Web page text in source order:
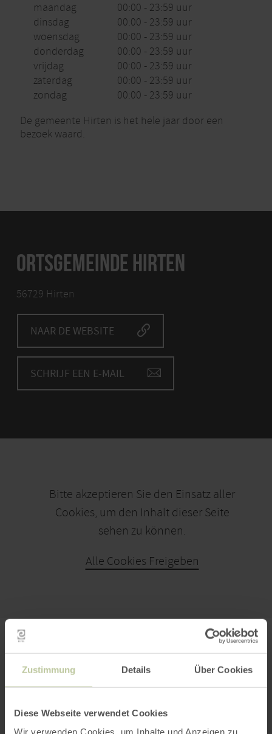
Zustimmung Details Über Cookies
Diese Webseite verwendet Cookies
Wir verwenden Cookies, um Inhalte und Anzeigen zu
maandag
00:00 - 23:59 uur
dinsdag
00:00 - 23:59 uur
woensdag
00:00 - 23:59 uur
donderdag
00:00 - 23:59 uur
vrijdag
00:00 - 23:59 uur
zaterdag
00:00 - 23:59 uur
zondag
00:00 - 23:59 uur
De gemeente Hirten is het hele jaar door een
bezoek waard.
ORTSGEMEINDE HIRTEN
56729 Hirten
NAAR DE WEBSITE
SCHRIJF EEN E-MAIL
Bitte akzeptieren Sie den Einsatz aller
Cookies, um den Inhalt dieser Seite
sehen zu können.
Alle Cookies Freigeben
PLAN UW REIS
per Google Maps